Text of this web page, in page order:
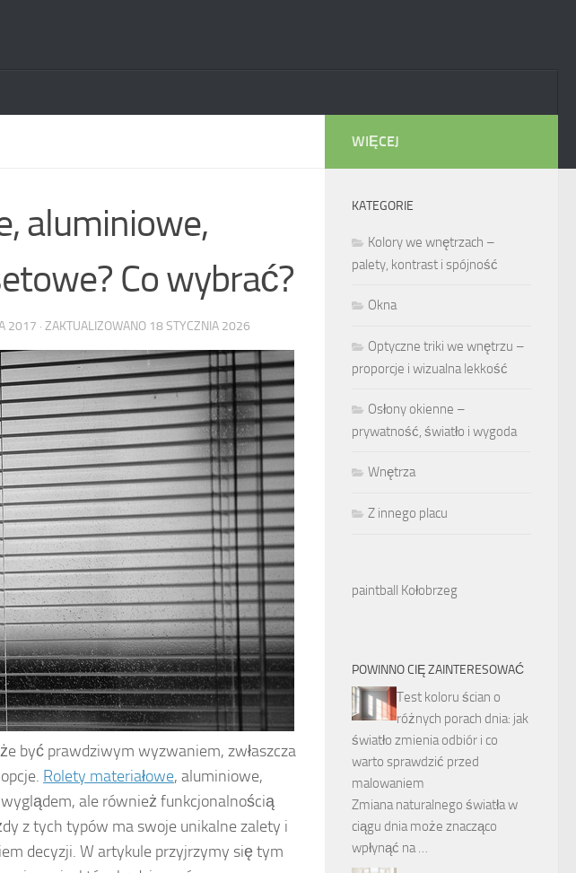
aluminiowe,
Co wybrać?
2017 · ZAKTUALIZOWANO 18 STYCZNIA 2026
być prawdziwym wyzwaniem, zwłaszcza
Rolety materiałowe, aluminiowe,
ale również funkcjonalnością
z tych typów ma swoje unikalne zalety i
decyzji. W artykule przyjrzymy się tym
WIĘCEJ
KATEGORIE
Kolory we wnętrzach –
palety, kontrast i spójność
Okna
Optyczne triki we wnętrzu –
proporcje i wizualna lekkość
Osłony okienne –
prywatność, światło i wygoda
Wnętrza
Z innego placu
paintball Kołobrzeg
POWINNO CIĘ ZAINTERESOWAĆ
Test koloru ścian o
różnych porach dnia: jak
światło zmienia odbiór i co
warto sprawdzić przed
malowaniem
Zmiana naturalnego światła w
ciągu dnia może znacząco
wpłynąć na …